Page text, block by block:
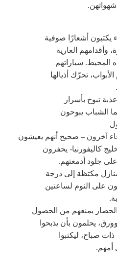
يكتبون أشعارًا صوفية
وأقدامهم العارية
المحيط. سياراتهم
تحرّك أذيالها
تبوح بأسرار
الشباب يبوحون
آخرون – صحيح أنهم يعيشون
كاليفورنيا- يحفرون
جلود أدمغتهم.
مكتظة إلى درجة
على النوم لساعتين
يمنعهم من الحصول
يحلمون بأن يذبحوا
ذات صباح، ليكتبوا
أمهم.